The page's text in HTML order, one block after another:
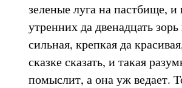
зеленые луга на пастбище, и
утренних да двенадцать
сильная, крепкая да
сказке сказать, и такая
помыслит, а она уж ведает.